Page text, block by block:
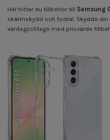
Här hittar du tillbehör till Samsung
skärmskydd och fodral. Skydda
vardagsslitage med prisvärda